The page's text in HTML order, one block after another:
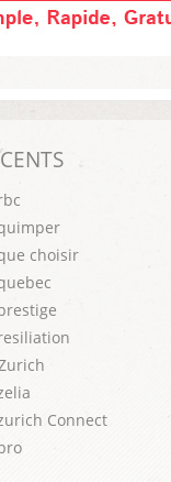
choisir
Connect